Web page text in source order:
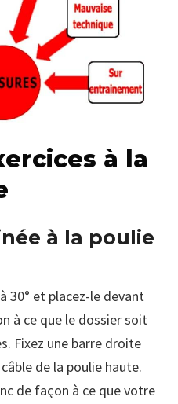
à la
à la poulie
30° et placez-le devant
à ce que le dossier soit
Fixez une barre droite
de la poulie haute.
de façon à ce que votre